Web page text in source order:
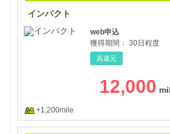
インパクト
web申込
獲得期間： 30日程度
高還元
12,000
+1,200mile